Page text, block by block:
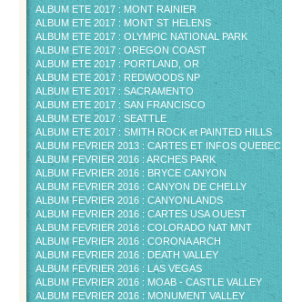
ALBUM ETE 2017 : MONT RAINIER
ALBUM ETE 2017 : MONT ST HELENS
ALBUM ETE 2017 : OLYMPIC NATIONAL PARK
ALBUM ETE 2017 : OREGON COAST
ALBUM ETE 2017 : PORTLAND, OR
ALBUM ETE 2017 : REDWOODS NP
ALBUM ETE 2017 : SACRAMENTO
ALBUM ETE 2017 : SAN FRANCISCO
ALBUM ETE 2017 : SEATTLE
ALBUM ETE 2017 : SMITH ROCK et PAINTED HILLS
ALBUM FEVRIER 2013 : CARTES ET INFOS QUEBEC
ALBUM FEVRIER 2016 : ARCHES PARK
ALBUM FEVRIER 2016 : BRYCE CANYON
ALBUM FEVRIER 2016 : CANYON DE CHELLY
ALBUM FEVRIER 2016 : CANYONLANDS
ALBUM FEVRIER 2016 : CARTES USA OUEST
ALBUM FEVRIER 2016 : COLORADO NAT MNT
ALBUM FEVRIER 2016 : CORONA ARCH
ALBUM FEVRIER 2016 : DEATH VALLEY
ALBUM FEVRIER 2016 : LAS VEGAS
ALBUM FEVRIER 2016 : MOAB - CASTLE VALLEY
ALBUM FEVRIER 2016 : MONUMENT VALLEY